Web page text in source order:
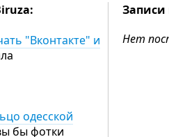
"Вконтакте" и
одесской
бы фотки
Записи
Нет